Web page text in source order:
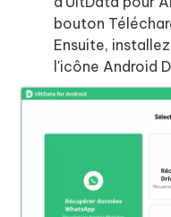
bouton
Ensuite,
l'icône Android